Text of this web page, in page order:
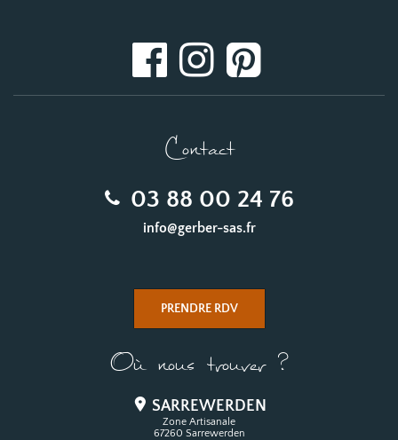
Contact
03 88 00 24 76
info@gerber-sas.fr
PRENDRE RDV
Où nous trouver ?
SARREWERDEN
Zone Artisanale
67260 Sarrewerden